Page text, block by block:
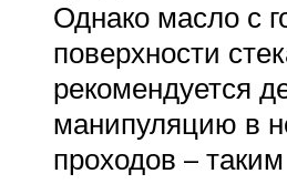
Однако масло с
поверхности
рекомендуется
манипуляцию в
проходов –